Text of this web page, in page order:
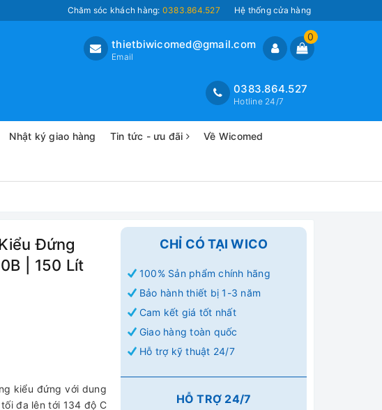
Chăm sóc khách hàng: 0383.864.527 Hệ thống cửa hàng
0
thietbiwicomed@gmail.com
Email
0383.864.527
Hotline 24/7
Nhật ký giao hàng Tin tức - ưu đãi Về Wicomed
Đứng
| 150 Lít
kiểu đứng với dung
đa lên tới 134 độ C
CHỈ CÓ TẠI WICO
100% Sản phẩm chính hãng
Bảo hành thiết bị 1-3 năm
Cam kết giá tốt nhất
Giao hàng toàn quốc
Hỗ trợ kỹ thuật 24/7
HỖ TRỢ 24/7